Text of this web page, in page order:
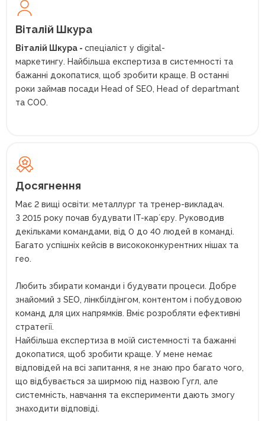
Віталій Шкура
Віталій Шкура - спеціаліст у digital-
маркетингу. Найбільша експертиза в системності та
бажанні докопатися, щоб зробити краще. В останні
роки займав посади Head of SEO, Head of departmant
та COO.
Досягнення
Має 2 вищі освіти: металлург та тренер-викладач.
З 2015 року почав будувати IT-карʼєру. Руководив
декільками командами, від 0 до 40 людей в команді.
Багато успішніх кейсів в висококонкурентних нішах та
гео.
Любить збирати команди і будувати процеси. Добре
знайомий з SEO, лінкбілдінгом, контентом і побудовою
команд для цих напрямків. Вміє розробляти ефективні
стратегії.
Найбільша експертиза в моїй системності та бажанні
докопатися, щоб зробити краще. У мене немає
відповідей на всі запитання, я не знаю про багато чого,
що відбувається за ширмою під назвою Гугл, але
системність, навчання та експерименти дають змогу
знаходити відповіді.